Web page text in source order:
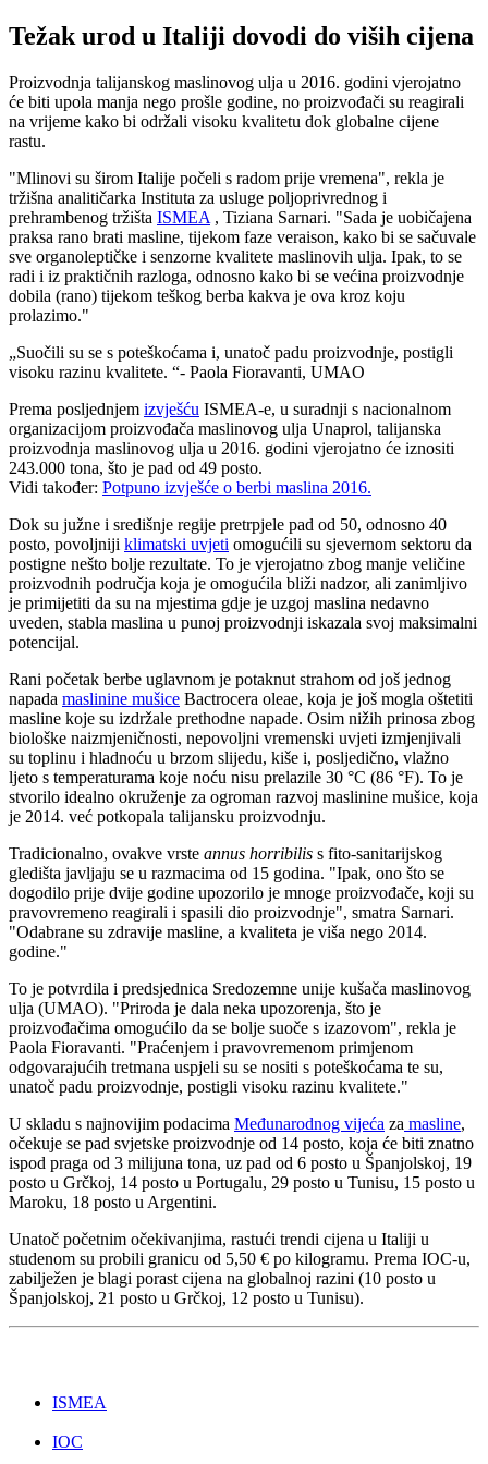
Težak urod u Italiji dovodi do viših cijena
Proizvodnja talijanskog maslinovog ulja u 2016. godini vjerojatno
će biti upola manja nego prošle godine, no proizvođači su reagirali
na vrijeme kako bi održali visoku kvalitetu dok globalne cijene
rastu.
"Mlinovi su širom Italije počeli s radom prije vremena", rekla je
tržišna analitičarka Instituta za usluge poljoprivrednog i
prehrambenog tržišta ISMEA , Tiziana Sarnari. "Sada je uobičajena
praksa rano brati masline, tijekom faze veraison, kako bi se sačuvale
sve organoleptičke i senzorne kvalitete maslinovih ulja. Ipak, to se
radi i iz praktičnih razloga, odnosno kako bi se većina proizvodnje
dobila (rano) tijekom teškog berba kakva je ova kroz koju
prolazimo."
Suočili su se s poteškoćama i, unatoč padu proizvodnje, postigli
visoku razinu kvalitete.
- Paola Fioravanti, UMAO
Prema posljednjem izvješću ISMEA-e, u suradnji s nacionalnom
organizacijom proizvođača maslinovog ulja Unaprol, talijanska
proizvodnja maslinovog ulja u 2016. godini vjerojatno će iznositi
243.000 tona, što je pad od 49 posto.
Vidi također: Potpuno izvješće o berbi maslina 2016.
Dok su južne i središnje regije pretrpjele pad od 50, odnosno 40
posto, povoljniji klimatski uvjeti omogućili su sjevernom sektoru da
postigne nešto bolje rezultate. To je vjerojatno zbog manje veličine
proizvodnih područja koja je omogućila bliži nadzor, ali zanimljivo
je primijetiti da su na mjestima gdje je uzgoj maslina nedavno
uveden, stabla maslina u punoj proizvodnji iskazala svoj maksimalni
potencijal.
Rani početak berbe uglavnom je potaknut strahom od još jednog
napada maslinine mušice Bactrocera oleae, koja je još mogla oštetiti
masline koje su izdržale prethodne napade. Osim nižih prinosa zbog
biološke naizmjeničnosti, nepovoljni vremenski uvjeti izmjenjivali
su toplinu i hladnoću u brzom slijedu, kiše i, posljedično, vlažno
ljeto s temperaturama koje noću nisu prelazile 30 °C (86 °F). To je
stvorilo idealno okruženje za ogroman razvoj maslinine mušice, koja
je 2014. već potkopala talijansku proizvodnju.
Tradicionalno, ovakve vrste annus horribilis s fito-sanitarijskog
gledišta javljaju se u razmacima od 15 godina. "Ipak, ono što se
dogodilo prije dvije godine upozorilo je mnoge proizvođače, koji su
pravovremeno reagirali i spasili dio proizvodnje", smatra Sarnari.
"Odabrane su zdravije masline, a kvaliteta je viša nego 2014.
godine."
To je potvrdila i predsjednica Sredozemne unije kušača maslinovog
ulja (UMAO). "Priroda je dala neka upozorenja, što je
proizvođačima omogućilo da se bolje suoče s izazovom", rekla je
Paola Fioravanti. "Praćenjem i pravovremenom primjenom
odgovarajućih tretmana uspjeli su se nositi s poteškoćama te su,
unatoč padu proizvodnje, postigli visoku razinu kvalitete."
U skladu s najnovijim podacima Međunarodnog vijeća za masline,
očekuje se pad svjetske proizvodnje od 14 posto, koja će biti znatno
ispod praga od 3 milijuna tona, uz pad od 6 posto u Španjolskoj, 19
posto u Grčkoj, 14 posto u Portugalu, 29 posto u Tunisu, 15 posto u
Maroku, 18 posto u Argentini.
Unatoč početnim očekivanjima, rastući trendi cijena u Italiji u
studenom su probili granicu od 5,50 € po kilogramu. Prema IOC-u,
zabilježen je blagi porast cijena na globalnoj razini (10 posto u
Španjolskoj, 21 posto u Grčkoj, 12 posto u Tunisu).
ISMEA
IOC